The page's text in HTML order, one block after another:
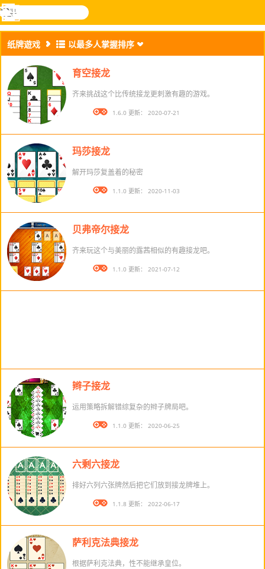
乐和游
搜
寻
登入
功
能
纸牌遊戏 以最多人掌握排序
育空接龙
齐来挑战这个比传统接龙更刺激有趣的游戏。
版本： 1.6.0 更新： 2020-07-21
玛莎接龙
解开玛莎复盖着的秘密
版本： 1.1.0 更新： 2020-11-03
贝弗帝尔接龙
齐来玩这个与美丽的露茜相似的有趣接龙吧。
版本： 1.1.0 更新： 2021-07-12
辫子接龙
运用策略拆解错综复杂的辫子牌局吧。
版本： 1.1.0 更新： 2020-06-25
六剩六接龙
排好六列六张牌然后把它们放到接龙牌堆上。
版本： 1.1.8 更新： 2022-06-17
萨利克法典接龙
根据萨利克法典，性不能继承皇位。